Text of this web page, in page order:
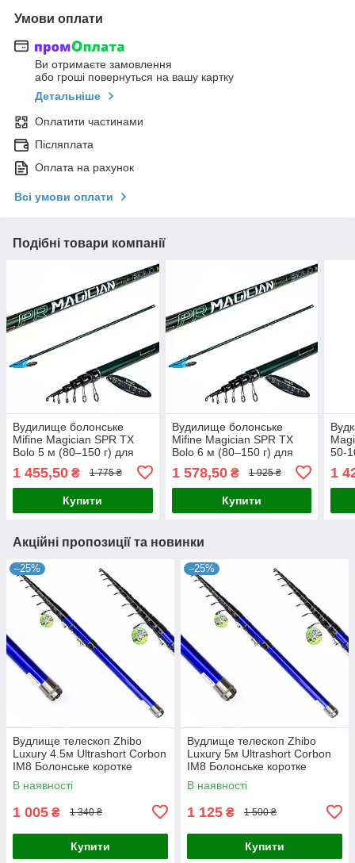
Умови оплати
Ви отримаєте замовлення
або гроші повернуться на вашу картку
Детальніше
Оплатити частинами
Післяплата
Оплата на рахунок
Всі умови оплати
Подібні товари компанії
Вудилище болонське
Mifine Magician SPR TX
Bolo 5 м (80–150 г) для
1 455,50 ₴ 1 775 ₴
Купити
Вудилище болонське
Mifine Magician SPR TX
Bolo 6 м (80–150 г) для
403-600
1 578,50₴ 1 925 ₴
Купити
50-
1
Акційні пропозиції та новинки
–25%
Вудлище телескоп Zhibo
Luxury 4.5м Ultrashort Corbon
IM8 Болонське коротке
вудлище 58см
В наявності
1 005 ₴ 1 340 ₴
Купити
–25%
Вудлище телескоп Zhibo
Luxury 5м Ultrashort Corbon
IM8 Болонське коротке
вудлище 60см
В наявності
1 125 ₴ 1 500 ₴
Купити